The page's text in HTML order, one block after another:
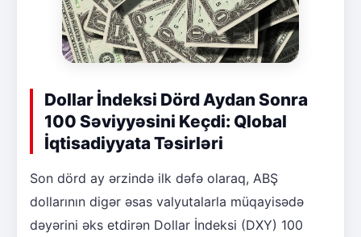
Dollar İndeksi Dörd Aydan Sonra
100 Səviyyəsini Keçdi: Qlobal
İqtisadiyyata Təsirləri
Son dörd ay ərzində ilk dəfə olaraq, ABŞ
dollarının digər əsas valyutalarla müqayisədə
dəyərini əks etdirən Dollar İndeksi (DXY) 100